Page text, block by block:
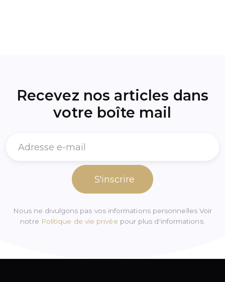
Recevez nos articles dans
votre boîte mail
S'inscrire
Nous ne divulgons pas vos informations personnelles Voir
notre Politique de vie privée pour plus d'informations.